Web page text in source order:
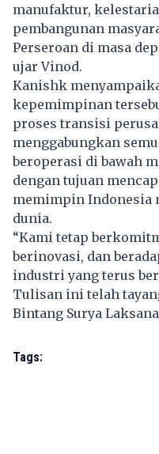
manufaktur,
pembangunan
Perseroan di masa
ujar Vinod.
Kanishk
kepemimpinan
proses transisi
menggabungkan
beroperasi di bawah
dengan tujuan
memimpin Indonesia
dunia.
“Kami tetap
berinovasi, dan
industri yang terus
Tulisan ini telah
Bintang Surya
Tags: